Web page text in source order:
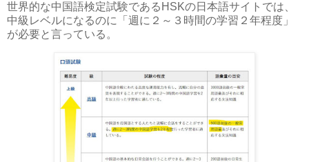
世界的な中国語検定試験であるHSKの日本語サイトでは、
中級レベルになるのに「週に２～３時間の学習２年程度」
が必要と言っている。